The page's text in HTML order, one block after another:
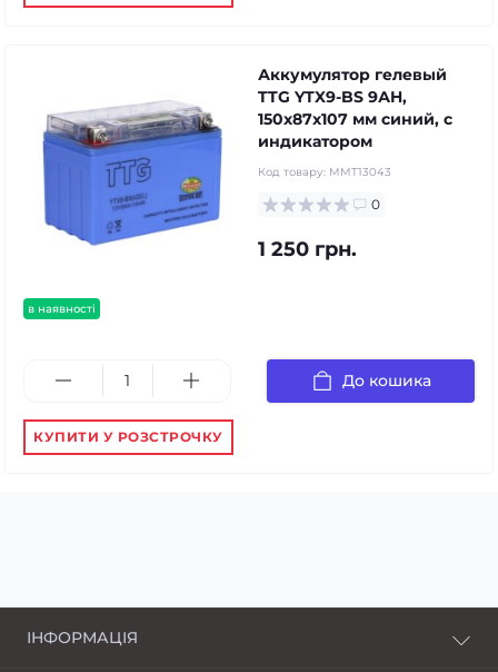
в наявності
Аккумулятор гелевый
TTG YTX9-BS 9АH,
150х87х107 мм синий, с
индикатором
Код товару: MMT13043
0
1 250 грн.
До кошика
КУПИТИ У РОЗСТРОЧКУ
ІНФОРМАЦІЯ